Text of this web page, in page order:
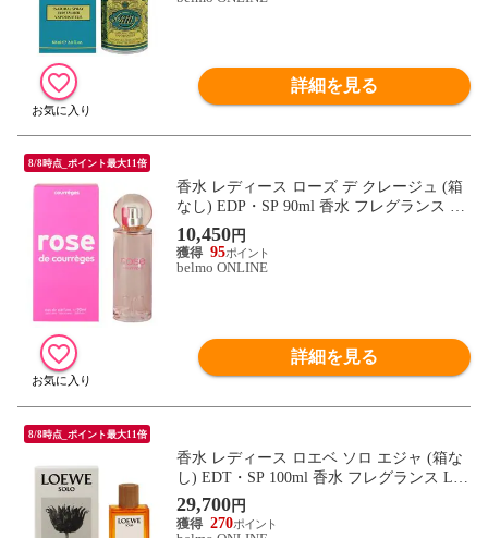
詳細を見る
8/8時点_ポイント最大11倍
香水 レディース ローズ デ クレージュ (箱
なし) EDP・SP 90ml 香水 フレグランス RO
SE DE COURREGES 新品 未使用
10,450円
95
belmo ONLINE
詳細を見る
8/8時点_ポイント最大11倍
香水 レディース ロエベ ソロ エジャ (箱な
し) EDT・SP 100ml 香水 フレグランス LO
EWE SOLO ELLA 新品 未使用
29,700円
270